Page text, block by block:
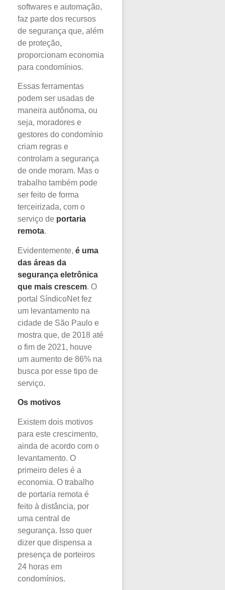
softwares e automação,
faz parte dos recursos
de segurança que, além
de proteção,
proporcionam economia
para condomínios.
Essas ferramentas
podem ser usadas de
maneira autônoma, ou
seja, moradores e
gestores do condomínio
criam regras e
controlam a segurança
de onde moram. Mas o
trabalho também pode
ser feito de forma
terceirizada, com o
serviço de portaria
remota.
Evidentemente, é uma
das áreas da
segurança eletrônica
que mais crescem. O
portal SíndicoNet fez
um levantamento na
cidade de São Paulo e
mostra que, de 2018 até
o fim de 2021, houve
um aumento de 86% na
busca por esse tipo de
serviço.
Os motivos
Existem dois motivos
para este crescimento,
ainda de acordo com o
levantamento. O
primeiro deles é a
economia. O trabalho
de portaria remota é
feito à distância, por
uma central de
segurança. Isso quer
dizer que dispensa a
presença de porteiros
24 horas em
condomínios.